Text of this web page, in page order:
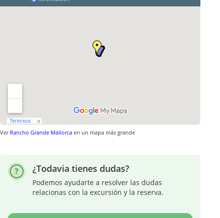
Ver Rancho Grande Mallorca en un mapa más grande
¿Todavia tienes dudas?
Podemos ayudarte a resolver las dudas
relacionas con la excursión y la reserva.